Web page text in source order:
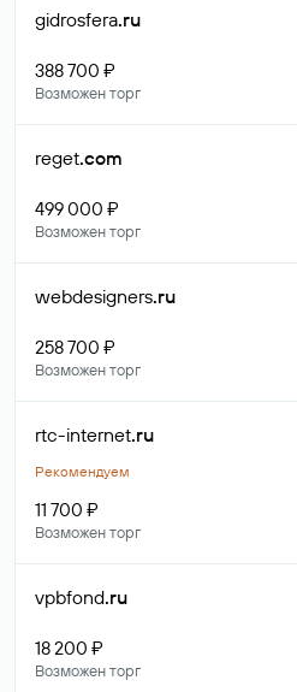
gidrosfera.ru
388 700 ₽
Возможен торг
reget.com
499 000 ₽
Возможен торг
webdesigners.ru
258 700 ₽
Возможен торг
rtc-internet.ru
Рекомендуем
11 700 ₽
Возможен торг
vpbfond.ru
18 200 ₽
Возможен торг